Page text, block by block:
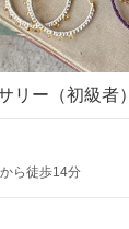
ー（初級者）
ら徒歩14分